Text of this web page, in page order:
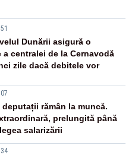
Dunării asigură o
centralei de la Cernavodă
zile dacă debitele vor
rămân la muncă.
prelungită până
salarizării